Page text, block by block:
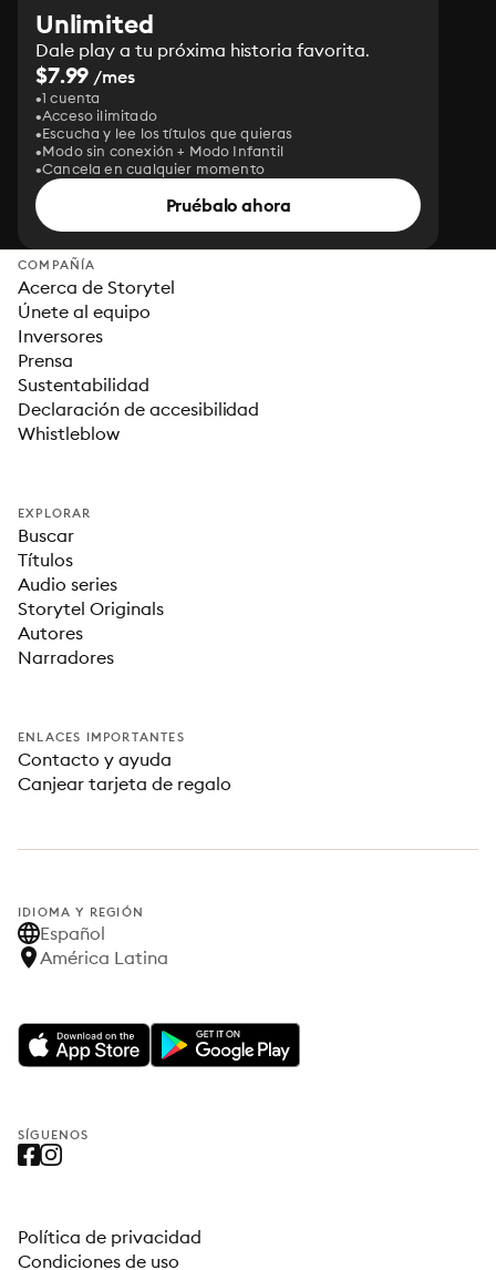
Unlimited
Dale play a tu próxima historia favorita.
$7.99 /mes
1 cuenta
Acceso ilimitado
Escucha y lee los títulos que quieras
Modo sin conexión + Modo Infantil
Cancela en cualquier momento
Pruébalo ahora
COMPAÑÍA
Acerca de Storytel
Únete al equipo
Inversores
Prensa
Sustentabilidad
Declaración de accesibilidad
Whistleblow
EXPLORAR
Buscar
Títulos
Audio series
Storytel Originals
Autores
Narradores
ENLACES IMPORTANTES
Contacto y ayuda
Canjear tarjeta de regalo
IDIOMA Y REGIÓN
Español
América Latina
SÍGUENOS
Política de privacidad
Condiciones de uso